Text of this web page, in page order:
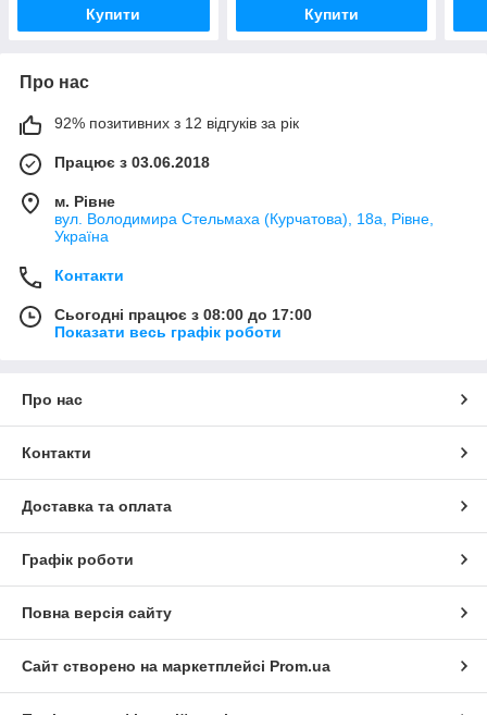
Купити Купити
Про нас
92% позитивних з 12 відгуків за рік
Працює з 03.06.2018
м. Рівне
вул. Володимира Стельмаха (Курчатова), 18а, Рівне,
Україна
Контакти
Сьогодні працює з 08:00 до 17:00
Показати весь графік роботи
Про нас
Контакти
Доставка та оплата
Графік роботи
Повна версія сайту
Сайт створено на маркетплейсі Prom.ua